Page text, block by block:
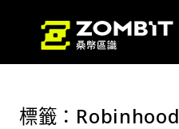
標籤：Robinhood